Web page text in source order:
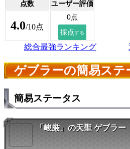
点数 ユーザー評価
4.0/10点
総合最強ランキング
ゲブラーの簡易ステ
簡易ステータス
「峻厳」の天聖 ゲブラー